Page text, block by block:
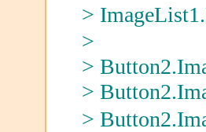
>
>
>
>
>